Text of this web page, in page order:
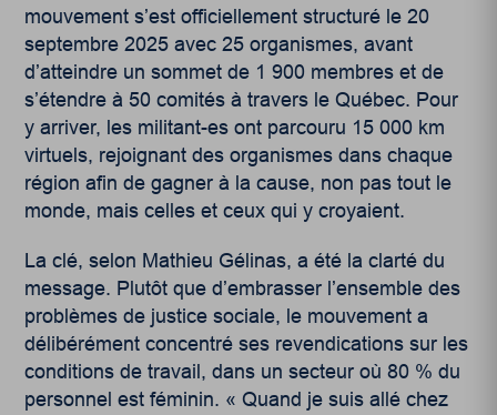
mouvement s’est officiellement structuré le 20
septembre 2025 avec 25 organismes, avant
d’atteindre un sommet de 1 900 membres et de
s’étendre à 50 comités à travers le Québec. Pour
y arriver, les militant-es ont parcouru 15 000 km
virtuels, rejoignant des organismes dans chaque
région afin de gagner à la cause, non pas tout le
monde, mais celles et ceux qui y croyaient.
La clé, selon Mathieu Gélinas, a été la clarté du
message. Plutôt que d’embrasser l’ensemble des
problèmes de justice sociale, le mouvement a
délibérément concentré ses revendications sur les
conditions de travail, dans un secteur où 80 % du
personnel est féminin. « Quand je suis allé chez